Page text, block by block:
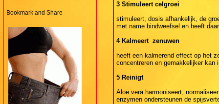
3 Stimuleert celgroei
stimuleert, dosis afhankelijk, de
met name bindweefsel en heeft
4 Kalmeert zenuwen
heeft een kalmerend effect op het
concentreren en gemakkelijker kan
5 Reinigt
Aloe vera harmoniseert,
enzymen ondersteunen de